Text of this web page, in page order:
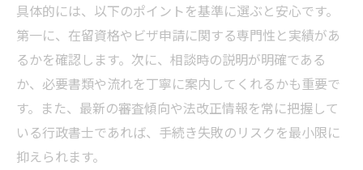
具体的には、以下のポイントを基準に選ぶと安心です。
第一に、在留資格やビザ申請に関する専門性と実績があ
るかを確認します。次に、相談時の説明が明確である
か、必要書類や流れを丁寧に案内してくれるかも重要で
す。また、最新の審査傾向や法改正情報を常に把握して
いる行政書士であれば、手続き失敗のリスクを最小限に
抑えられます。